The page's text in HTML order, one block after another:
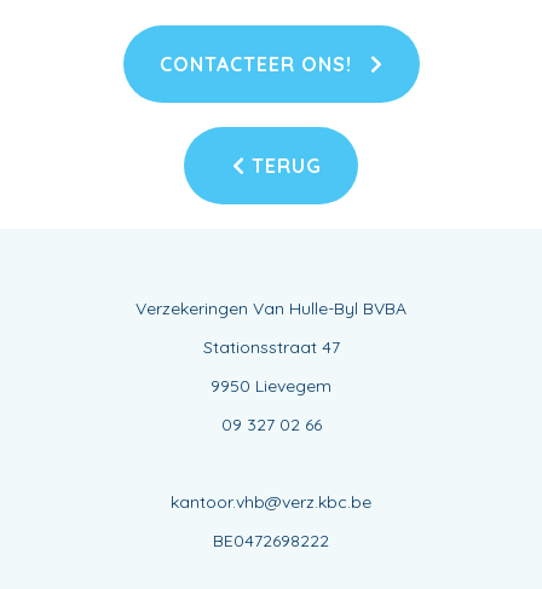
CONTACTEER ONS!
TERUG
Verzekeringen Van Hulle-Byl BVBA
Stationsstraat 47
9950 Lievegem
09 327 02 66
kantoor.vhb@verz.kbc.be
BE0472698222